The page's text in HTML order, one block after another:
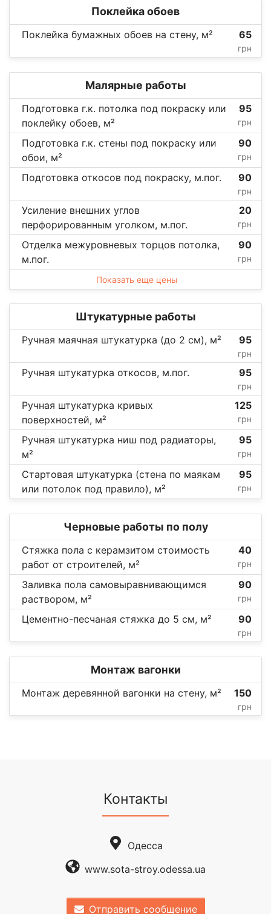
Поклейка обоев
Поклейка бумажных обоев на стену, м² 65
грн
Малярные работы
Подготовка г.к. потолка под покраску или
поклейку обоев, м²
95
грн
Подготовка г.к. стены под покраску или
обои, м²
90
грн
Подготовка откосов под покраску, м.пог. 90
грн
Усиление внешних углов
перфорированным уголком, м.пог.
20
грн
Отделка межуровневых торцов потолка,
м.пог.
90
грн
Показать еще цены
Штукатурные работы
Ручная маячная штукатурка (до 2 см), м² 95
грн
Ручная штукатурка откосов, м.пог. 95
грн
Ручная штукатурка кривых
поверхностей, м²
125
грн
Ручная штукатурка ниш под радиаторы,
м²
95
грн
Стартовая штукатурка (стена по маякам
или потолок под правило), м²
95
грн
Черновые работы по полу
Стяжка пола с керамзитом стоимость
работ от строителей, м²
40
грн
Заливка пола самовыравнивающимся
раствором, м²
90
грн
Цементно-песчаная стяжка до 5 см, м² 90
грн
Монтаж вагонки
Монтаж деревянной вагонки на стену, м² 150
грн
Контакты
Одесса
www.sota-stroy.odessa.ua
Отправить сообщение